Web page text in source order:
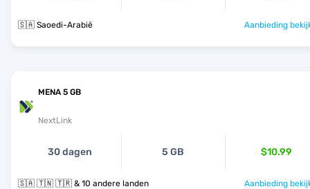
🇸🇦 Saoedi-Arabië Aanbieding
MENA 5 GB
NextLink
30 dagen 5 GB $10.99
🇸🇦 🇹🇳 🇹🇷 & 10 andere landen Aanbieding